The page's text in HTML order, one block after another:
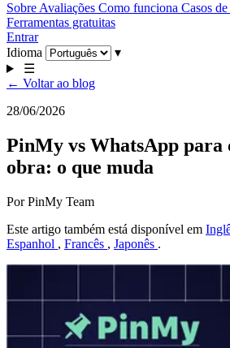
Sobre Avaliações Como funciona Casos
Ferramentas gratuitas
Entrar
Idioma
▾
☰
← Voltar ao blog
28/06/2026
PinMy vs WhatsApp para
obra: o que muda
Por PinMy Team
Este artigo também está disponível em
Espanhol , Francês , Japonês .